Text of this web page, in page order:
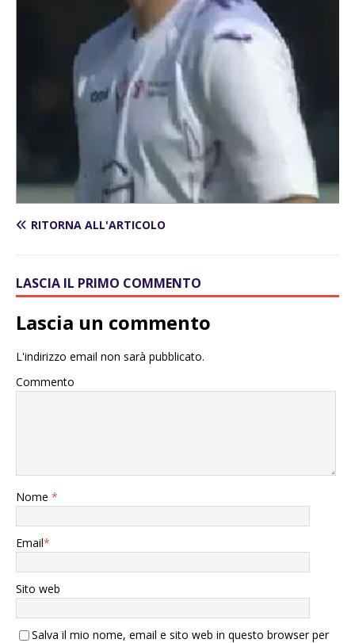
RITORNA ALL'ARTICOLO
LASCIA IL PRIMO COMMENTO
Lascia un commento
L'indirizzo email non sarà pubblicato.
Commento
Nome *
Email*
Sito web
Salva il mio nome, email e sito web in questo browser per